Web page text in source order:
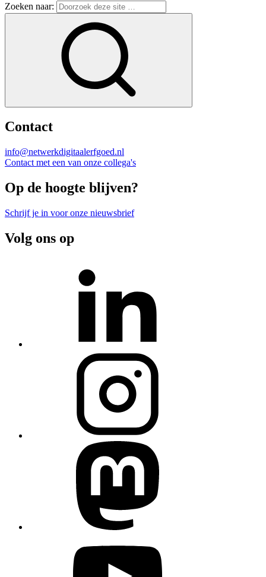
Zoeken naar:
Contact
info@netwerkdigitaalerfgoed.nl
Contact met een van onze collega's
Op de hoogte blijven?
Schrijf je in voor onze nieuwsbrief
Volg ons op